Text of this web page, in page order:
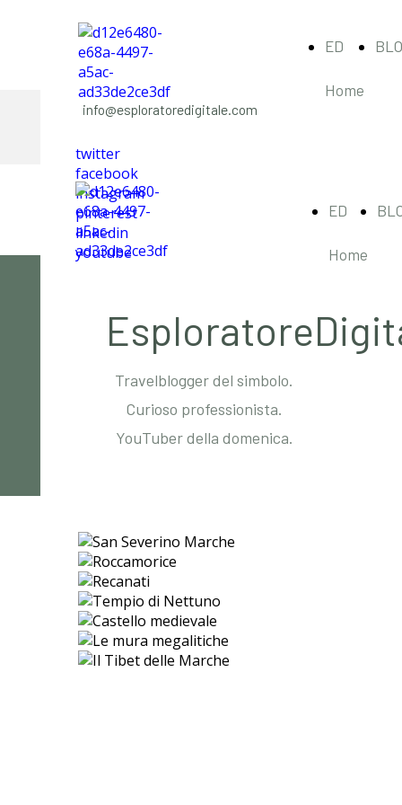
ED
Home
twitter
facebook
instagram
pinterest
linkedin
youtube
info@esploratoredigitale.com
ED
Home
Travelblogger del simbolo.
Curioso professionista.
YouTuber della domenica.